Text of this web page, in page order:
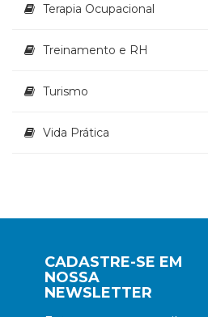
Terapia Ocupacional
Treinamento e RH
Turismo
Vida Prática
CADASTRE-SE EM
NOSSA
NEWSLETTER